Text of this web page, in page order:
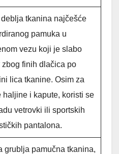
deblja tkanina najčešće
pamuka u
vezu koji je slabo
finih dlačica po
lica tkanine. Osim za
haljine i kapute, koristi se
vetrovki ili sportskih
pantalona.
grublja pamučna tkanina,